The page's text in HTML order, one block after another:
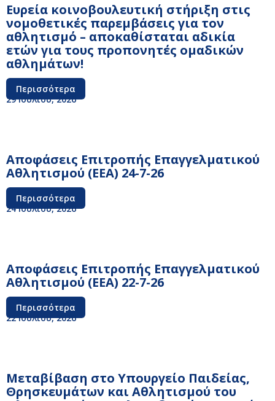
Ευρεία κοινοβουλευτική στήριξη στις
νομοθετικές παρεμβάσεις για τον
αθλητισμό – αποκαθίσταται αδικία
ετών για τους προπονητές ομαδικών
αθλημάτων!
Περισσότερα
29 Ιουλίου, 2026
Αποφάσεις Επιτροπής Επαγγελματικού
Αθλητισμού (ΕΕΑ) 24-7-26
Περισσότερα
24 Ιουλίου, 2026
Αποφάσεις Επιτροπής Επαγγελματικού
Αθλητισμού (ΕΕΑ) 22-7-26
Περισσότερα
22 Ιουλίου, 2026
Μεταβίβαση στο Υπουργείο Παιδείας,
Θρησκευμάτων και Αθλητισμού του